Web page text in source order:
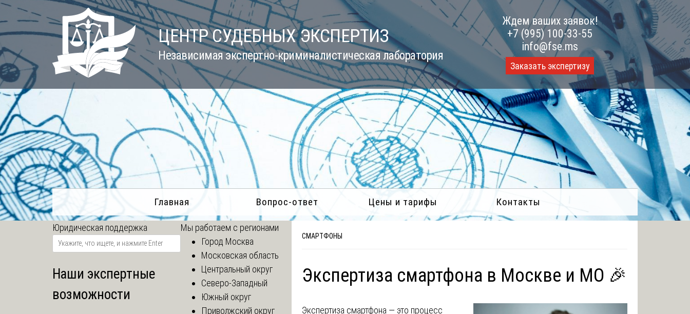
Skip
to
content
ЦЕНТР СУДЕБНЫХ ЭКСПЕРТИЗ
Независимая экспертно-криминалистическая лаборатория
Ждем ваших заявок!
+7 (995) 100-33-55
info@fse.ms
Заказать экспертизу
Главная Вопрос-ответ Цены и тарифы Контакты
СМАРТФОНЫ
Экспертиза смартфона в Москве и МО 🎉
Экспертиза смартфона — это процесс
Юридическая поддержка
Наши экспертные
возможности
Мы работаем с регионами
Город Москва
Московская область
Центральный округ
Северо-Западный
Южный округ
Приволжский округ